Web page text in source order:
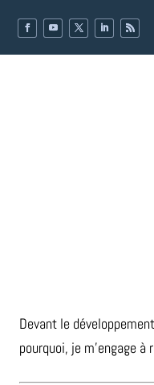
Devant le
pourquoi, je m’engage